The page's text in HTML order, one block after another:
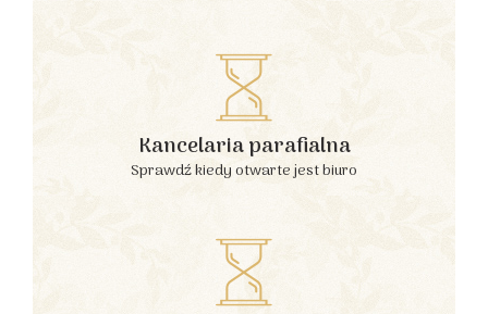
Kancelaria parafialna
Sprawdź kiedy otwarte jest biuro